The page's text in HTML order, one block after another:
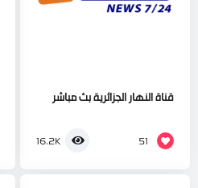
قناة النهار الجزائرية بث مباشر
51
16.2K